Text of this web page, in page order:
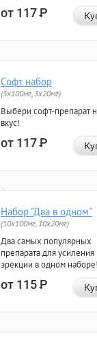
от 117Р
Софт набор
(3x100мг, 3x20мг)
Выбери софт-препарат
вкус!
от 117Р
Набор "Два в одном"
(10x100мг, 10x20мг)
Два самых популярных
препарата для усиления
эрекции в одном наборе!
от 115Р